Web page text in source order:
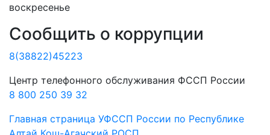
воскресенье
Сообщить о коррупции
8(38822)45223
Центр телефонного обслуживания ФССП России
8 800 250 39 32
Главная страница УФССП России по Республике